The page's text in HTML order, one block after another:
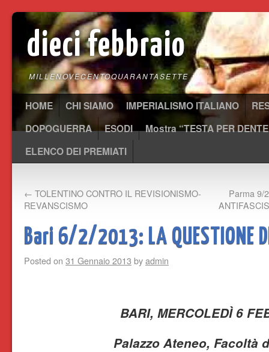
dieci febbraio
MILLENOVECENTOQUARANTASETTE
HOME CHI SIAMO IMPERIALISMO ITALIANO
DOPOGUERRA
ESODI
Mostra “TESTA PER
ELENCO DEI PREMIATI
← TOLENTINO CONTRO IL REVISIONISMO-
REVANSCISMO
Parma 9/
Bari 6/2/2013: LA QUESTIONE
Posted on 31 Gennaio 2013 byadmin
BARI, MERCOLEDÌ 6
Palazzo Ateneo, Facoltà